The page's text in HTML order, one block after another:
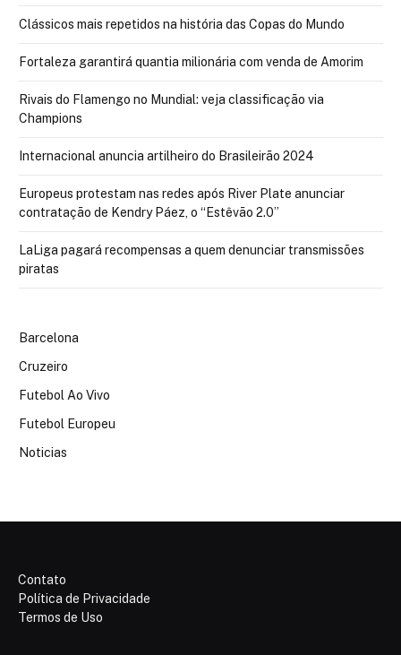
Clássicos mais repetidos na história das Copas do Mundo
Fortaleza garantirá quantia milionária com venda de Amorim
Rivais do Flamengo no Mundial: veja classificação via
Champions
Internacional anuncia artilheiro do Brasileirão 2024
Europeus protestam nas redes após River Plate anunciar
contratação de Kendry Páez, o “Estêvão 2.0”
LaLiga pagará recompensas a quem denunciar transmissões
piratas
Barcelona
Cruzeiro
Futebol Ao Vivo
Futebol Europeu
Noticias
Contato
Política de Privacidade
Termos de Uso